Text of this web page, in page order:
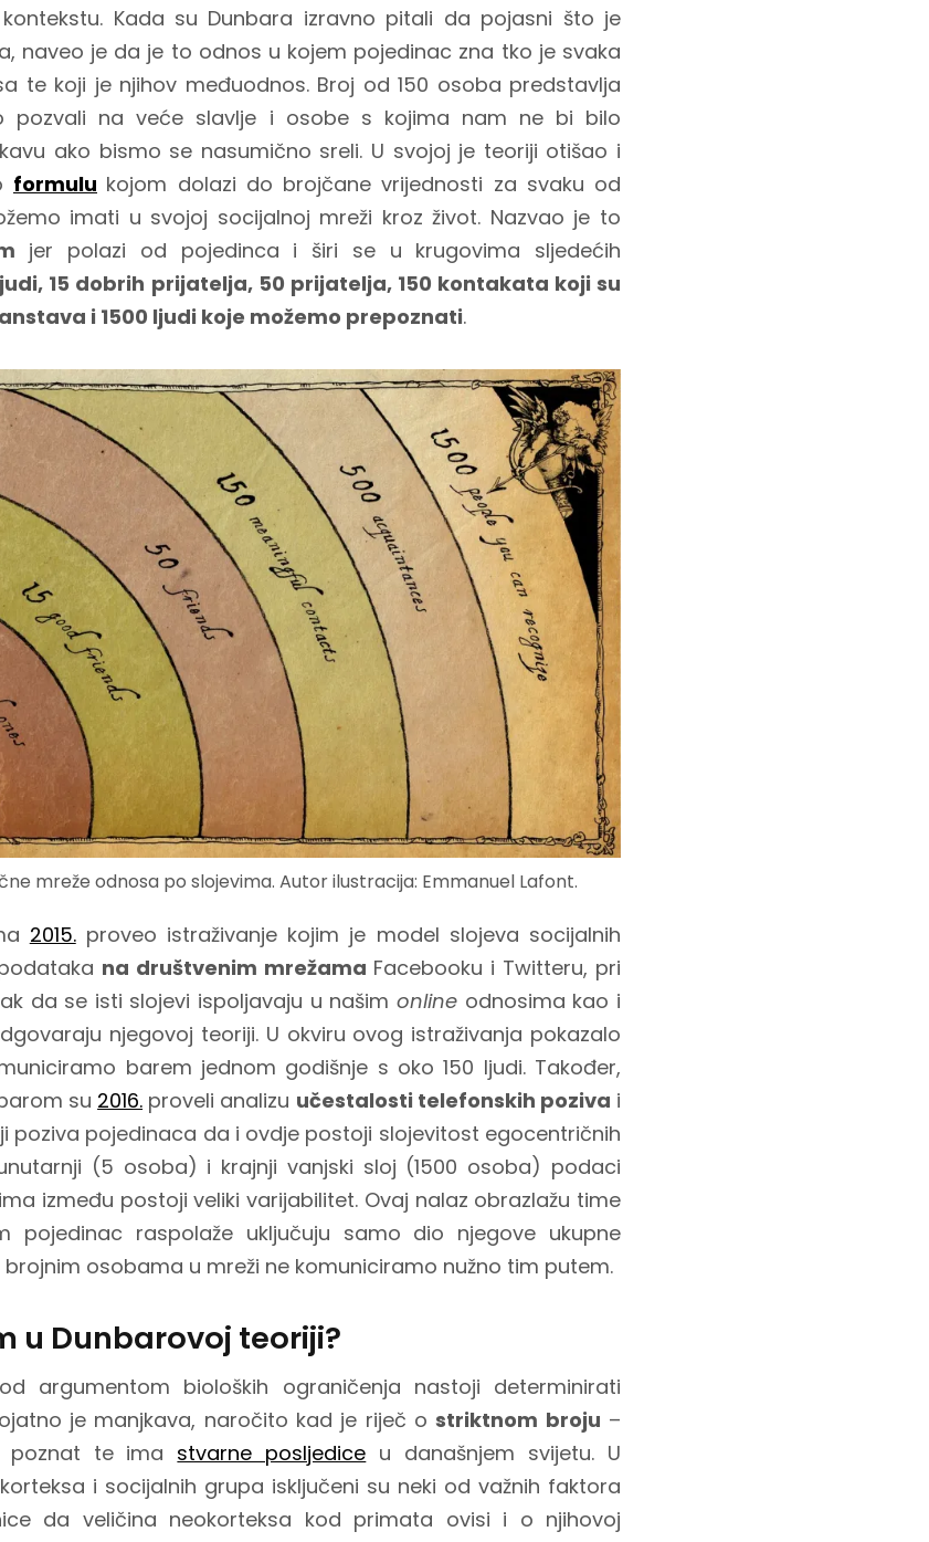
Kada su Dunbara izravno pitali da pojasni što je
naveo je da je to odnos u kojem pojedinac zna tko je svaka
te koji je njihov međuodnos. Broj od 150 osoba predstavlja
pozvali na veće slavlje i osobe s kojima nam ne bi bilo
ako bismo se nasumično sreli. U svojoj je teoriji otišao i
formulu kojom dolazi do brojčane vrijednosti za svaku od
imati u svojoj socijalnoj mreži kroz život. Nazvao je to
jer polazi od pojedinca i širi se u krugovima sljedećih
15 dobrih prijatelja, 50 prijatelja, 150 kontakata koji su
i 1500 ljudi koje možemo prepoznati.
mreže odnosa po slojevima. Autor ilustracija: Emmanuel Lafont.
2015.proveo istraživanje kojim je model slojeva socijalnih
na društvenim mrežama Facebooku i Twitteru, pri
da se isti slojevi ispoljavaju u našimonline odnosima kao i
njegovoj teoriji. U okviru ovog istraživanja pokazalo
barem jednom godišnje s oko 150 ljudi. Također,
su 2016. proveli analizu učestalosti telefonskih poziva i
poziva pojedinaca da i ovdje postoji slojevitost egocentričnih
(5 osoba) i krajnji vanjski sloj (1500 osoba) podaci
između postoji veliki varijabilitet. Ovaj nalaz obrazlažu time
pojedinac raspolaže uključuju samo dio njegove ukupne
osobama u mreži ne komuniciramo nužno tim putem.
u Dunbarovoj teoriji?
argumentom bioloških ograničenja nastoji determinirati
je manjkava, naročito kad je riječ ostriktnom broju –
poznat te ima stvarne posljedice u današnjem svijetu. U
i socijalnih grupa isključeni su neki od važnih faktora
da veličina neokorteksa kod primata ovisi i o njihovoj